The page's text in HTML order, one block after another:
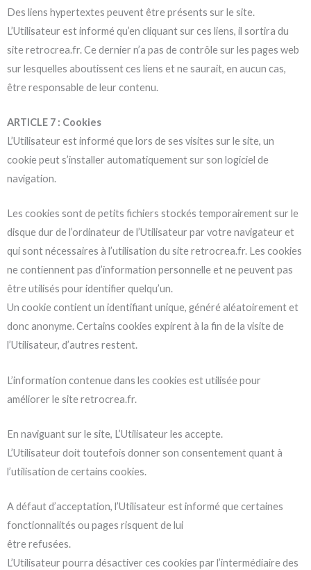
Des liens hypertextes peuvent être présents sur le site.
L’Utilisateur est informé qu’en cliquant sur ces liens, il sortira du
site retrocrea.fr. Ce dernier n’a pas de contrôle sur les pages web
sur lesquelles aboutissent ces liens et ne saurait, en aucun cas,
être responsable de leur contenu.
ARTICLE 7 : Cookies
L’Utilisateur est informé que lors de ses visites sur le site, un
cookie peut s’installer automatiquement sur son logiciel de
navigation.
Les cookies sont de petits fichiers stockés temporairement sur le
disque dur de l’ordinateur de l’Utilisateur par votre navigateur et
qui sont nécessaires à l’utilisation du site retrocrea.fr. Les cookies
ne contiennent pas d’information personnelle et ne peuvent pas
être utilisés pour identifier quelqu’un.
Un cookie contient un identifiant unique, généré aléatoirement et
donc anonyme. Certains cookies expirent à la fin de la visite de
l’Utilisateur, d’autres restent.
L’information contenue dans les cookies est utilisée pour
améliorer le site retrocrea.fr.
En naviguant sur le site, L’Utilisateur les accepte.
L’Utilisateur doit toutefois donner son consentement quant à
l’utilisation de certains cookies.
A défaut d’acceptation, l’Utilisateur est informé que certaines
fonctionnalités ou pages risquent de lui
être refusées.
L’Utilisateur pourra désactiver ces cookies par l’intermédiaire des